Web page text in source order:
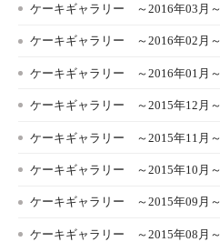
ケーキギャラリー ～2016年03月～
ケーキギャラリー ～2016年02月～
ケーキギャラリー ～2016年01月～
ケーキギャラリー ～2015年12月～
ケーキギャラリー ～2015年11月～
ケーキギャラリー ～2015年10月～
ケーキギャラリー ～2015年09月～
ケーキギャラリー ～2015年08月～